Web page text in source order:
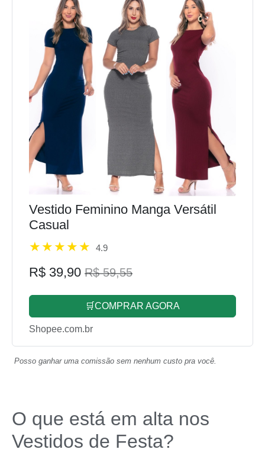
Vestido Feminino Manga Versátil
Casual
4.9
R$ 39,90 R$ 59,55
🛒COMPRAR AGORA
Shopee.com.br
Posso ganhar uma comissão sem nenhum custo pra você.
O que está em alta nos
Vestidos de Festa?